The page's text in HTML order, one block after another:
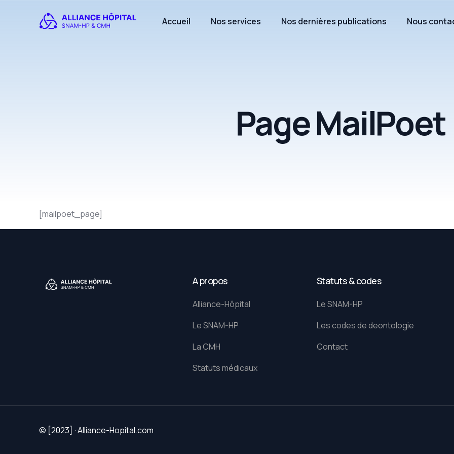
Accueil Nos services Nos dernières publications Nous
Page MailPoet
[mailpoet_page]
A propos
Alliance-Hôpital
Le SNAM-HP
La CMH
Statuts médicaux
Statuts & codes
Le SNAM-HP
Les codes de deontologie
Contact
© [2023] · Alliance-Hopital.com